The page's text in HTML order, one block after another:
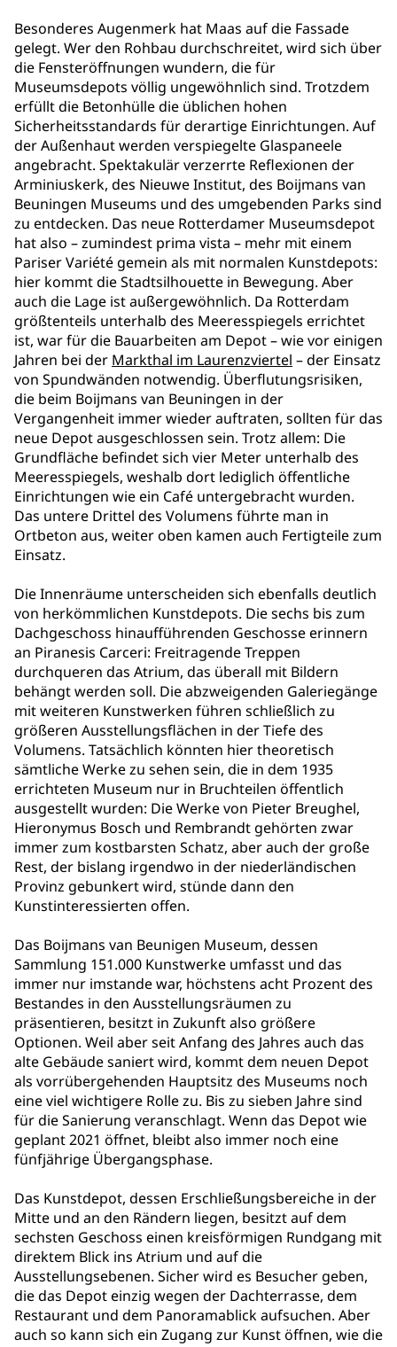
Besonderes Augenmerk hat Maas auf die Fassade
gelegt. Wer den Rohbau durchschreitet, wird sich über
die Fensteröffnungen wundern, die für
Museumsdepots völlig ungewöhnlich sind. Trotzdem
erfüllt die Betonhülle die üblichen hohen
Sicherheitsstandards für derartige Einrichtungen. Auf
der Außenhaut werden verspiegelte Glaspaneele
angebracht. Spektakulär verzerrte Reflexionen der
Arminiuskerk, des Nieuwe Institut, des Boijmans van
Beuningen Museums und des umgebenden Parks sind
zu entdecken. Das neue Rotterdamer Museumsdepot
hat also – zumindest prima vista – mehr mit einem
Pariser Variété gemein als mit normalen Kunstdepots:
hier kommt die Stadtsilhouette in Bewegung. Aber
auch die Lage ist außergewöhnlich. Da Rotterdam
größtenteils unterhalb des Meeresspiegels errichtet
ist, war für die Bauarbeiten am Depot – wie vor einigen
Jahren bei der Markthal im Laurenzviertel – der Einsatz
von Spundwänden notwendig. Überflutungsrisiken,
die beim Boijmans van Beuningen in der
Vergangenheit immer wieder auftraten, sollten für das
neue Depot ausgeschlossen sein. Trotz allem: Die
Grundfläche befindet sich vier Meter unterhalb des
Meeresspiegels, weshalb dort lediglich öffentliche
Einrichtungen wie ein Café untergebracht wurden.
Das untere Drittel des Volumens führte man in
Ortbeton aus, weiter oben kamen auch Fertigteile zum
Einsatz.
Die Innenräume unterscheiden sich ebenfalls deutlich
von herkömmlichen Kunstdepots. Die sechs bis zum
Dachgeschoss hinaufführenden Geschosse erinnern
an Piranesis Carceri: Freitragende Treppen
durchqueren das Atrium, das überall mit Bildern
behängt werden soll. Die abzweigenden Galeriegänge
mit weiteren Kunstwerken führen schließlich zu
größeren Ausstellungsflächen in der Tiefe des
Volumens. Tatsächlich könnten hier theoretisch
sämtliche Werke zu sehen sein, die in dem 1935
errichteten Museum nur in Bruchteilen öffentlich
ausgestellt wurden: Die Werke von Pieter Breughel,
Hieronymus Bosch und Rembrandt gehörten zwar
immer zum kostbarsten Schatz, aber auch der große
Rest, der bislang irgendwo in der niederländischen
Provinz gebunkert wird, stünde dann den
Kunstinteressierten offen.
Das Boijmans van Beunigen Museum, dessen
Sammlung 151.000 Kunstwerke umfasst und das
immer nur imstande war, höchstens acht Prozent des
Bestandes in den Ausstellungsräumen zu
präsentieren, besitzt in Zukunft also größere
Optionen. Weil aber seit Anfang des Jahres auch das
alte Gebäude saniert wird, kommt dem neuen Depot
als vorrübergehenden Hauptsitz des Museums noch
eine viel wichtigere Rolle zu. Bis zu sieben Jahre sind
für die Sanierung veranschlagt. Wenn das Depot wie
geplant 2021 öffnet, bleibt also immer noch eine
fünfjährige Übergangsphase.
Das Kunstdepot, dessen Erschließungsbereiche in der
Mitte und an den Rändern liegen, besitzt auf dem
sechsten Geschoss einen kreisförmigen Rundgang mit
direktem Blick ins Atrium und auf die
Ausstellungsebenen. Sicher wird es Besucher geben,
die das Depot einzig wegen der Dachterrasse, dem
Restaurant und dem Panoramablick aufsuchen. Aber
auch so kann sich ein Zugang zur Kunst öffnen, wie die